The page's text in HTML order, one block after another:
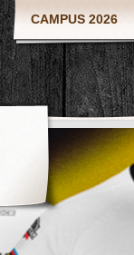
CAMPUS 2026